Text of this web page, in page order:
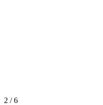
2 /6